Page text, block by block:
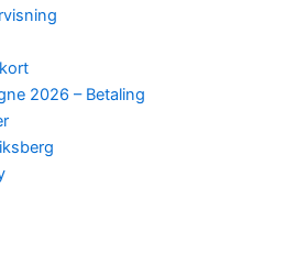
2026 – Betaling